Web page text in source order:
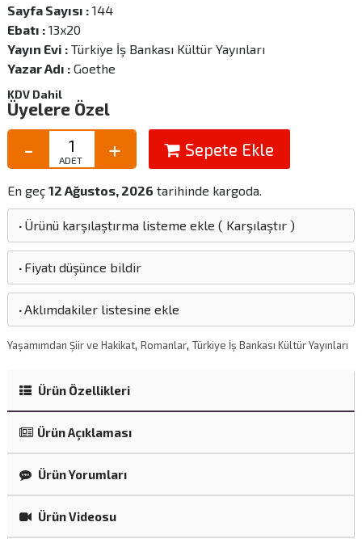
Sayfa Sayısı :144
Ebatı :13x20
Yayın Evi :Türkiye İş Bankası Kültür Yayınları
Yazar Adı :Goethe
KDV Dahil
Üyelere Özel
Sepete Ekle
En geç 12 Ağustos, 2026 tarihinde kargoda.
· Ürünü karşılaştırma listeme ekle ( Karşılaştır)
· Fiyatı düşünce bildir
·Aklımdakiler listesine ekle
Yaşamımdan Şiir ve Hakikat, Romanlar, Türkiye İş Bankası Kültür Yayınları
Ürün Özellikleri
Ürün Açıklaması
Ürün Yorumları
Ürün Videosu